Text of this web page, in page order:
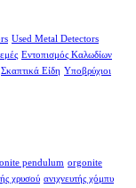
Used Metal Detectors
Εντοπισμός Καλωδίων
Σκαπτικά Είδη Υποβρύχιοι
pendulum orgonite
χρυσού ανιχνευτής χόμπυ